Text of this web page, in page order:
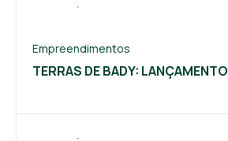
Empreendimentos
TERRAS DE BADY: LANÇAMENTO